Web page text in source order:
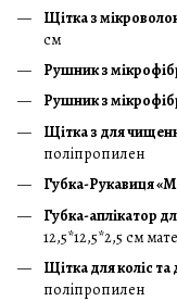
Щітка з
см
Рушник з
Рушник з
Щітка з для
поліпропилен
Губка-Рукавиця
Губка-аплікатор
12,5*12,5*2,5 см
Щітка для коліс та
поліпропилен